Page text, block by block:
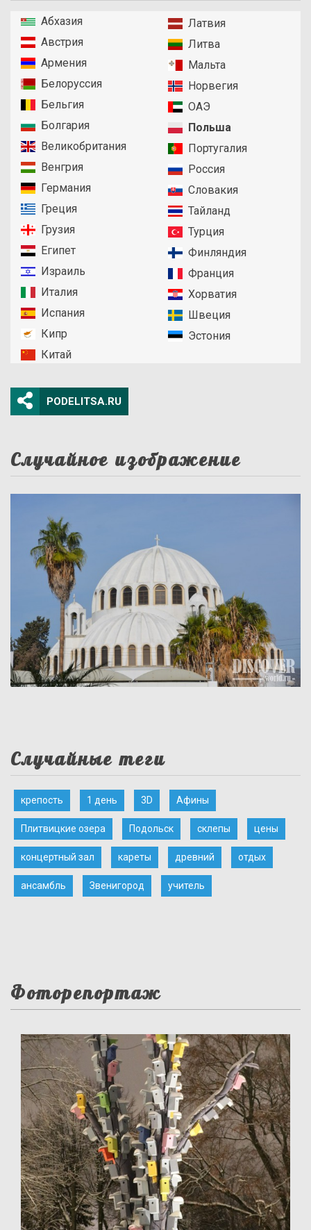
Абхазия
Австрия
Армения
Белоруссия
Бельгия
Болгария
Великобритания
Венгрия
Германия
Греция
Грузия
Египет
Израиль
Италия
Испания
Кипр
Китай
Латвия
Литва
Мальта
Норвегия
ОАЭ
Польша
Португалия
Россия
Словакия
Тайланд
Турция
Финляндия
Франция
Хорватия
Швеция
Эстония
PODELITSA.RU
Случайное изображение
Случайные теги
крепость 1 день 3D Афины
Плитвицкие озера Подольск склепы цены
концертный зал кареты древний отдых
ансамбль Звенигород учитель
Фоторепортаж